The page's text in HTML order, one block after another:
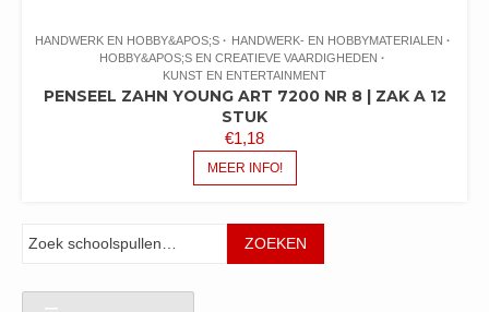
HANDWERK EN HOBBY&APOS;S
HANDWERK- EN HOBBYMATERIALEN
HOBBY&APOS;S EN CREATIEVE VAARDIGHEDEN
KUNST EN ENTERTAINMENT
PENSEEL ZAHN YOUNG ART 7200 NR 8 | ZAK A 12
STUK
€1,18
MEER INFO!
ZOEKEN